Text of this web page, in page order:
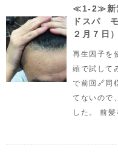
≪1-2≫新
ドスパ
２月７日）
再生因子を
頭で試して
で前回🔗同
てないので
した。 前